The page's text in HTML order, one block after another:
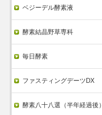
ベジーデル酵素液
酵素結晶野草専科
毎日酵素
ファスティングデーツDX
酵素八十八選（半年経過後）